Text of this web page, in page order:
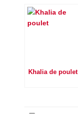
Khalia de poulet